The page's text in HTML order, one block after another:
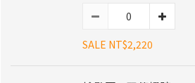
SALE NT$2,220